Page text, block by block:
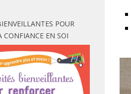
POUR
CONFIANCE EN SOI